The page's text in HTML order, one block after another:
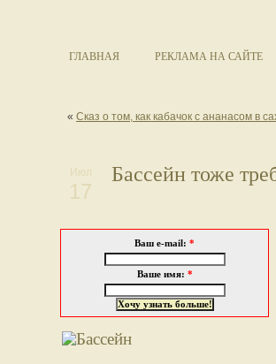
ГЛАВНАЯ РЕКЛАМА НА САЙТЕ
« Сказ о том, как кабачок с ананасом в
Июл
17
Бассейн тоже
Ваш e-mail: *
Ваше имя: *